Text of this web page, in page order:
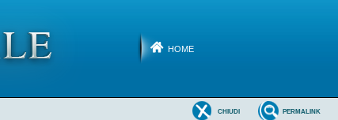
HOME
PERMALINK
CHIUDI